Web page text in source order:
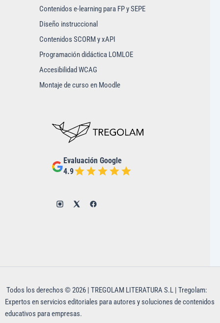
Contenidos e-learning para FP y SEPE
Diseño instruccional
Contenidos SCORM y xAPI
Programación didáctica LOMLOE
Accesibilidad WCAG
Montaje de curso en Moodle
Evaluación Google
4.9
Todos los derechos © 2026 | TREGOLAM LITERATURA S.L | Tregolam:
Expertos en servicios editoriales para autores y soluciones de contenidos
educativos para empresas.